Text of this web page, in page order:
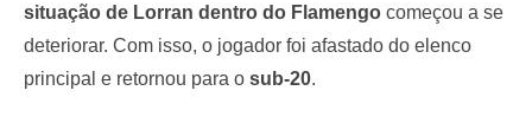
situação de Lorran dentro do Flamengo começou a se
deteriorar. Com isso, o jogador foi afastado do elenco
principal e retornou para o sub-20.